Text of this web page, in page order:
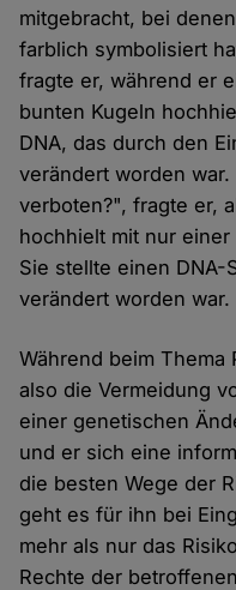
mitgebracht, bei
farblich symbolisiert
fragte er, während er
bunten Kugeln
DNA, das durch den
verändert worden
verboten?", fragte er,
hochhielt mit nur
Sie stellte einen DNA-
verändert worden war.
Während beim
also die Vermeidung
einer genetischen
und er sich eine
die besten Wege der
geht es für ihn bei
mehr als nur das
Rechte der